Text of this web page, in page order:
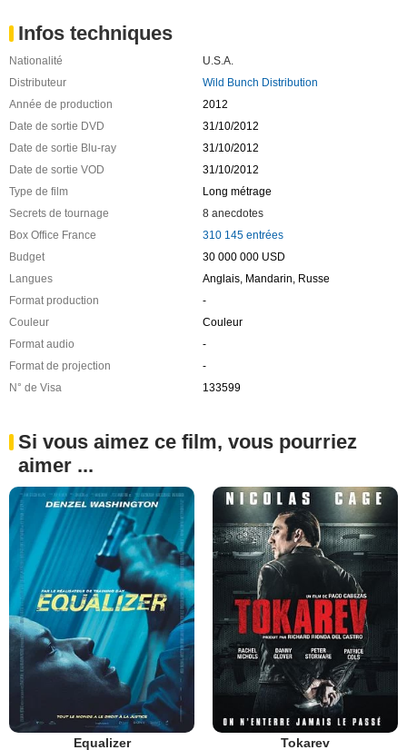
Infos techniques
Nationalité
U.S.A.
Distributeur
Wild Bunch Distribution
Année de production
2012
Date de sortie DVD
31/10/2012
Date de sortie Blu-ray
31/10/2012
Date de sortie VOD
31/10/2012
Type de film
Long métrage
Secrets de tournage
8 anecdotes
Box Office France
310 145 entrées
Budget
30 000 000 USD
Langues
Anglais, Mandarin, Russe
Format production
-
Couleur
Couleur
Format audio
-
Format de projection
-
N° de Visa
133599
Si vous aimez ce film, vous pourriez
aimer ...
Equalizer Tokarev